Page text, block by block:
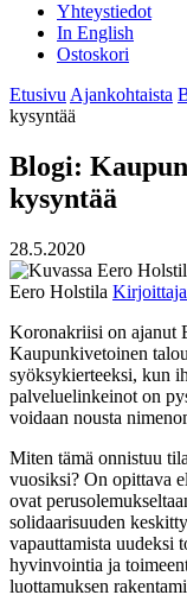
Yhteystiedot
In English
Ostoskori
Etusivu Ajankohtaista
kysyntää
Blogi:
kysyntää
28.5.2020
Eero Holstila
Koronakriisi on ajanut
Kaupunkivetoinen
syöksykierteeksi, kun
palveluelinkeinot on
voidaan nousta
Miten tämä onnistuu
vuosiksi? On opittava
ovat
solidaarisuuden
vapauttamista uudeksi
hyvinvointia ja
luottamuksen